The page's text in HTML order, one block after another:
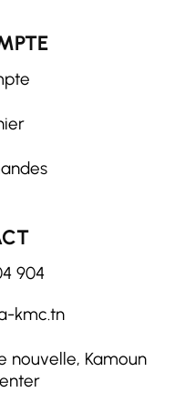
904
kmc.tn
nouvelle, Kamoun